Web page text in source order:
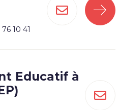
10 41
Educatif à